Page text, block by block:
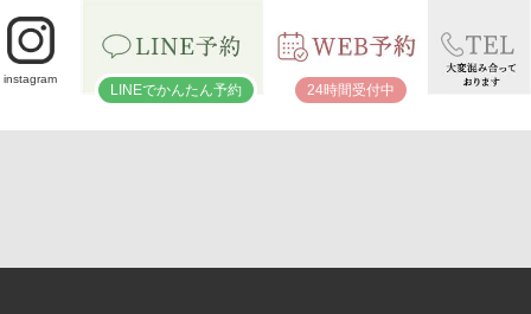
instagram
LINEでかんたん予約 24時間受付中